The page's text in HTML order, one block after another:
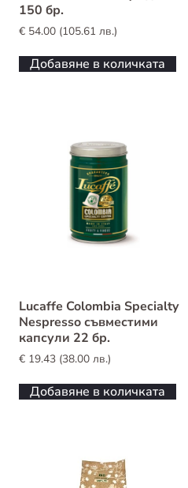
150 бр.
€54.00(105.61 лв.)
Добавяне в количката
Lucaffe Colombia Specialty
Nespresso съвместими
капсули 22 бр.
€19.43(38.00 лв.)
Добавяне в количката